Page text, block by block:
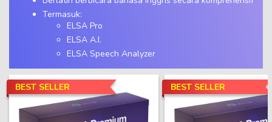
Termasuk:
ELSA Pro
ELSA A.I.
ELSA Speech Analyzer
BEST SELLER BEST SELLER